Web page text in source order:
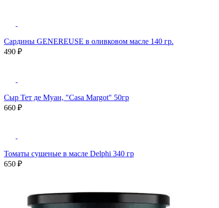
Сардины GENEREUSE в оливковом масле 140 гр.
490 ₽
Сыр Тет де Муан, "Casa Margot" 50гр
660 ₽
Томаты сушеные в масле Delphi 340 гр
650 ₽